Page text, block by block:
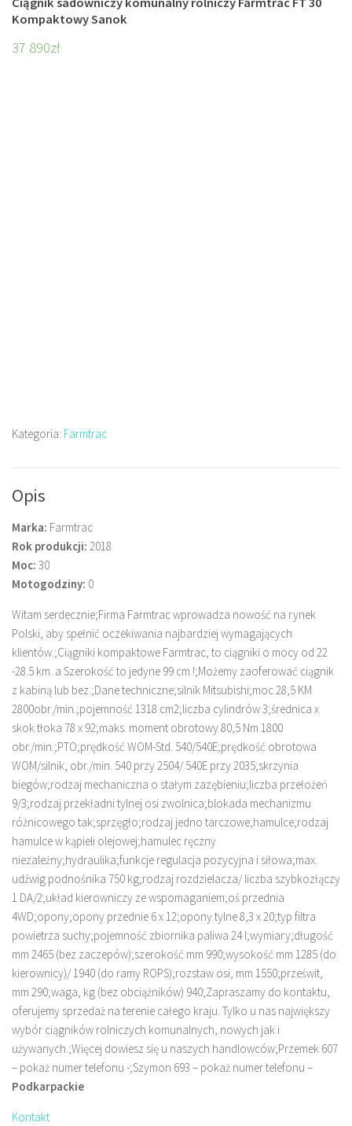
Kompaktowy Sanok
37 890zł
Kategoria: Farmtrac
Opis
Marka: Farmtrac
Rok produkcji: 2018
Moc: 30
Motogodziny: 0
Witam serdecznie;Firma Farmtrac wprowadza nowość na rynek
Polski, aby spełnić oczekiwania najbardziej wymagających
klientów.;Ciągniki kompaktowe Farmtrac, to ciągniki o mocy od 22
-28.5 km. a Szerokość to jedyne 99 cm !;Możemy zaoferować ciągnik
z kabiną lub bez.;Dane techniczne;silnik Mitsubishi;moc 28,5 KM
2800obr./min.;pojemność 1318 cm2;liczba cylindrów 3;średnica x
skok tłoka 78 x 92;maks. moment obrotowy 80,5 Nm 1800
obr./min.;PTO;prędkość WOM-Std. 540/540E;prędkość obrotowa
WOM/silnik, obr./min. 540 przy 2504/ 540E przy 2035;skrzynia
biegów;rodzaj mechaniczna o stałym zazębieniu;liczba przełożeń
9/3;rodzaj przekładni tylnej osi zwolnica;blokada mechanizmu
różnicowego tak;sprzęgło;rodzaj jedno tarczowe;hamulce;rodzaj
hamulce w kąpieli olejowej;hamulec ręczny
niezależny;hydraulika;funkcje regulacja pozycyjna i siłowa;max.
udźwig podnośnika 750 kg;rodzaj rozdzielacza/ liczba szybkozłączy
1 DA/2;układ kierowniczy ze wspomaganiem;oś przednia
4WD;opony;opony przednie 6 x 12;opony tylne 8,3 x 20;typ filtra
powietrza suchy;pojemność zbiornika paliwa 24 l;wymiary;długość
mm 2465 (bez zaczepów);szerokość mm 990;wysokość mm 1285 (do
kierownicy)/ 1940 (do ramy ROPS);rozstaw osi, mm 1550;prześwit,
mm 290;waga, kg (bez obciążników) 940;Zapraszamy do kontaktu,
oferujemy sprzedaż na terenie całego kraju. Tylko u nas największy
wybór ciągników rolniczych komunalnych, nowych jak i
używanych.;Więcej dowiesz się u naszych handlowców;Przemek 607
– pokaż numer telefonu -;Szymon 693 – pokaż numer telefonu –
Podkarpackie
Kontakt